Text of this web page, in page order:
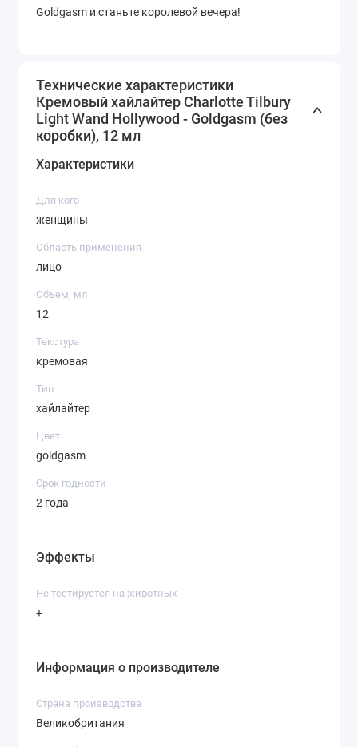
Goldgasm и станьте королевой вечера!
Технические характеристики
Кремовый хайлайтер Charlotte Tilbury
Light Wand Hollywood - Goldgasm (без
коробки), 12 мл
Характеристики
Для кого
женщины
Область применения
лицо
Объем, мл
12
Текстура
кремовая
Тип
хайлайтер
Цвет
goldgasm
Срок годности
2 года
Эффекты
Не тестируется на животных
+
Информация о производителе
Страна производства
Великобритания